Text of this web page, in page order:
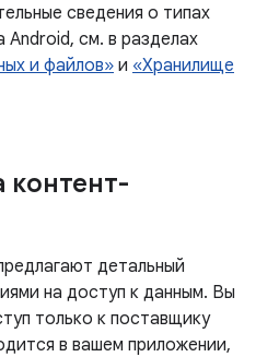
сведения о типах
Android, см. в разделах
и файлов» и «Хранилище
детальный
на доступ к данным. Вы
только к поставщику
в вашем приложении,